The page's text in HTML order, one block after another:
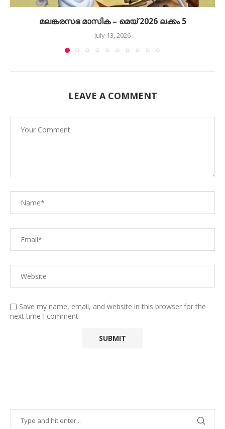
മലങ്കരസഭ മാസിക – മെയ് 2026 ലക്കം 5
July 13, 2026
LEAVE A COMMENT
Save my name, email, and website in this browser for the
next time I comment.